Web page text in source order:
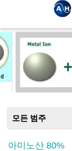
모든 범주
아미노산 80%